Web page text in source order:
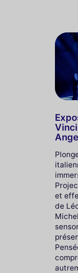
et
de